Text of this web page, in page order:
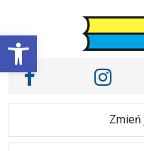
Otwórz
Main Navigation
Nasze media
Facebook
Zmień